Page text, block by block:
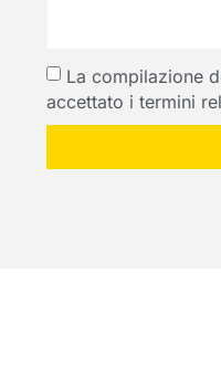
La compilazione
accettato i termini